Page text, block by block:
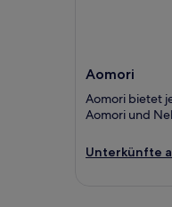
Aomori
Aomori bietet
Aomori und
Unterkünfte